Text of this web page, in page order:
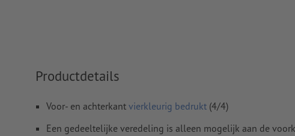
met deleesrichting
Resolutie:300 dpi
Rondom 2 mmafloopaanhouden, belangrijke informatie
Productdetails
Voor- en achterkant vierkleurig bedrukt (4/4)
Een gedeeltelijke veredeling is alleen mogelijk aan de